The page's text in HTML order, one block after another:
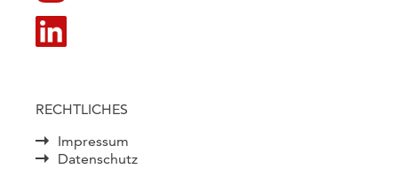
RECHTLICHES
Impressum
Datenschutz